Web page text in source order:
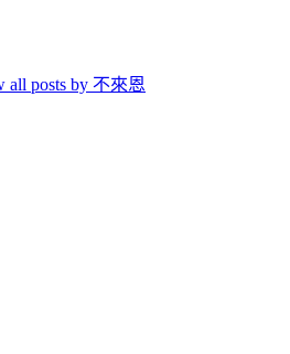
all posts by 不來恩